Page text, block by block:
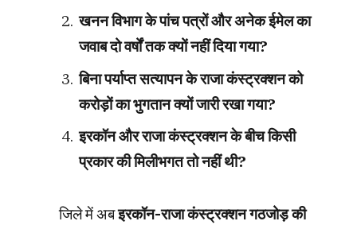
खनन विभाग के पांच पत्रों और अनेक ईमेल का
जवाब दो वर्षों तक क्यों नहीं दिया गया?
बिना पर्याप्त सत्यापन के राजा कंस्ट्रक्शन को
करोड़ों का भुगतान क्यों जारी रखा गया?
इरकॉन और राजा कंस्ट्रक्शन के बीच किसी
प्रकार की मिलीभगत तो नहीं थी?
जिले में अबइरकॉन-राजा कंस्ट्रक्शन गठजोड़ की